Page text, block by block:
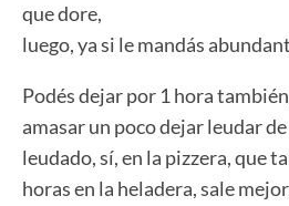
que dore,
luego, ya si le mandás
Podés dejar por 1 hora
amasar un poco dejar leudar
leudado, sí, en la pizzera, que
horas en la heladera, sale